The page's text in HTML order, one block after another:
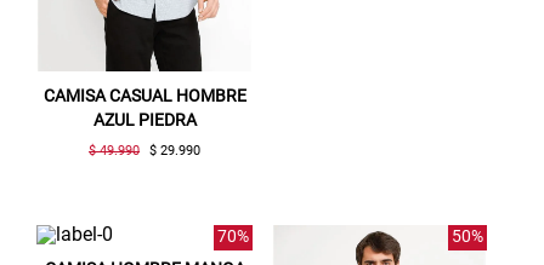
CAMISA CASUAL HOMBRE
AZUL PIEDRA
$ 49.990 $ 29.990
70% 50%